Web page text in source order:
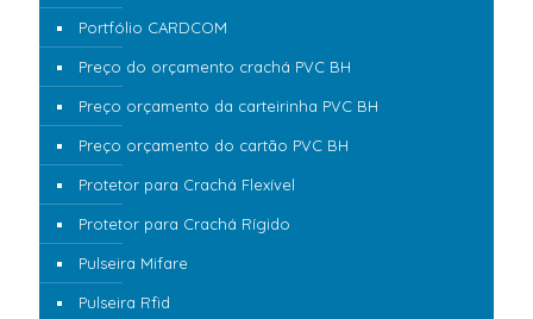
Portfólio CARDCOM
Preço do orçamento crachá PVC BH
Preço orçamento da carteirinha PVC BH
Preço orçamento do cartão PVC BH
Protetor para Crachá Flexível
Protetor para Crachá Rígido
Pulseira Mifare
Pulseira Rfid